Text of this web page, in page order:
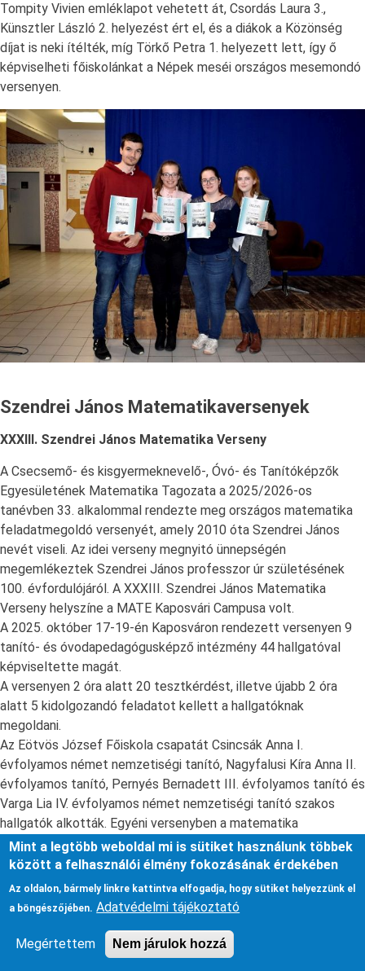
Mint a legtöbb weboldal mi is sütiket használunk többek
között a felhasználói élmény fokozásának érdekében
Az oldalon, bármely linkre kattintva elfogadja, hogy sütiket helyezzünk el
a böngészőjében. Adatvédelmi tájékoztató
Megértettem Nem járulok hozzá
Tompity Vivien emléklapot vehetett át, Csordás Laura 3.,
Künsztler László 2. helyezést ért el, és a diákok a Közönség
díjat is neki ítélték, míg Törkő Petra 1. helyezett lett, így ő
képviselheti főiskolánkat a Népek meséi országos mesemondó
versenyen.
Szendrei János Matematikaversenyek
XXXIII. Szendrei János Matematika Verseny
A Csecsemő- és kisgyermeknevelő-, Óvó- és Tanítóképzők
Egyesületének Matematika Tagozata a 2025/2026-os
tanévben 33. alkalommal rendezte meg országos matematika
feladatmegoldó versenyét, amely 2010 óta Szendrei János
nevét viseli. Az idei verseny megnyitó ünnepségén
megemlékeztek Szendrei János professzor úr születésének
100. évfordulójáról. A XXXIII. Szendrei János Matematika
Verseny helyszíne a MATE Kaposvári Campusa volt.
A 2025. október 17-19-én Kaposváron rendezett versenyen 9
tanító- és óvodapedagógusképző intézmény 44 hallgatóval
képviseltette magát.
A versenyen 2 óra alatt 20 tesztkérdést, illetve újabb 2 óra
alatt 5 kidolgozandó feladatot kellett a hallgatóknak
megoldani.
Az Eötvös József Főiskola csapatát Csincsák Anna I.
évfolyamos német nemzetiségi tanító, Nagyfalusi Kíra Anna II.
évfolyamos tanító, Pernyés Bernadett III. évfolyamos tanító és
Varga Lia IV. évfolyamos német nemzetiségi tanító szakos
hallgatók alkották. Egyéni versenyben a matematika
műveltségterületi képzésben résztvevők közül Pestality
Patrícia Maja II. évfolyamos tanító szakos hallgató indult. A
versenyre történő felkészítést dr. Szilágyiné dr. Szinger Ibolya
főiskolai tanár végezte, aki a Csecsemő- és kisgyermeknevelő-,
vezetőjeként a verseny szervezésében, a feladatok javításban
és a zsűrizésben is részt vett. A csapatot elkísérte a versenyre